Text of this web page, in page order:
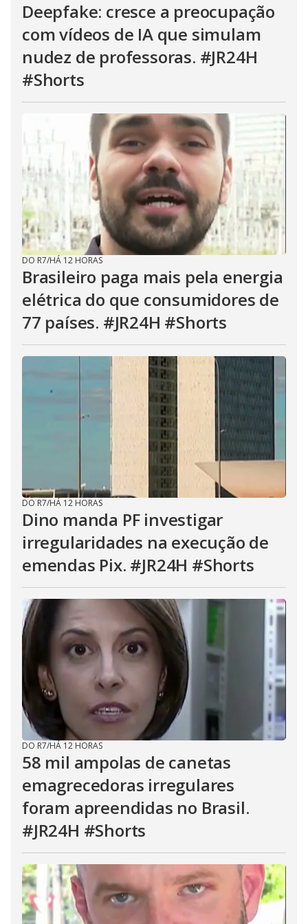
Deepfake: cresce a preocupação
com vídeos de IA que simulam
nudez de professoras. #JR24H
#Shorts
DO R7/HÁ 12 HORAS
Brasileiro paga mais pela energia
elétrica do que consumidores de
77 países. #JR24H #Shorts
DO R7/HÁ 12 HORAS
Dino manda PF investigar
irregularidades na execução de
emendas Pix. #JR24H #Shorts
DO R7/HÁ 12 HORAS
58 mil ampolas de canetas
emagrecedoras irregulares
foram apreendidas no Brasil.
#JR24H #Shorts